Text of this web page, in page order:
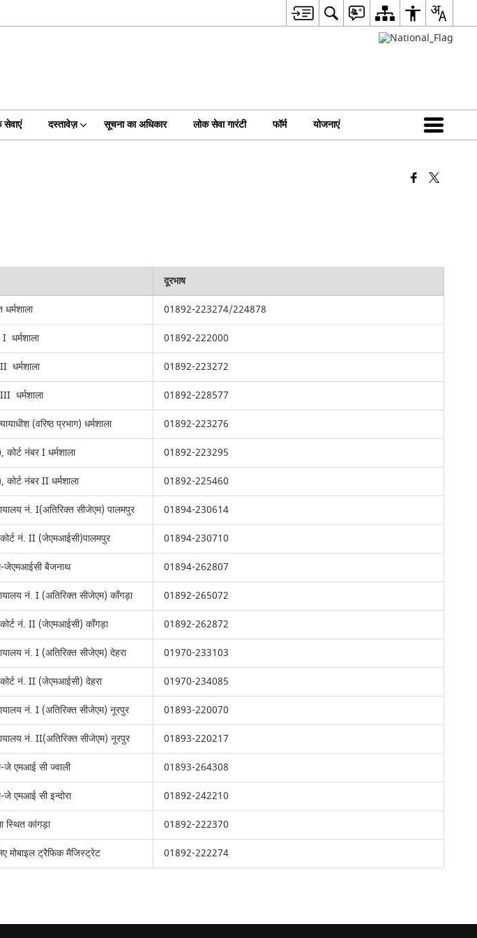
सेवाएं दस्तावेज़ सूचना का अधिकार लोक सेवा गारंटी फॉर्म योजनाएं
दूरभाष
01892-223274/224878
धर्मशाला
01892-222000
धर्मशाला
01892-223272
धर्मशाला
01892-228577
(वरिष्ठ प्रभाग) धर्मशाला
01892-223276
नंबर I धर्मशाला
01892-223295
नंबर II धर्मशाला
01892-225460
नं. I(अतिरिक्त सीजेएम) पालमपुर
01894-230614
कोर्ट नं. II (जेएमआईसी)पालमपुर
01894-230710
जेएमआईसी बैजनाथ
01894-262807
नं. I (अतिरिक्त सीजेएम) काँगड़ा
01892-265072
कोर्ट नं. II (जेएमआईसी) काँगड़ा
01892-262872
नं. I (अतिरिक्त सीजेएम) देहरा
01970-233103
नं. II (जेएमआईसी) देहरा
01970-234085
नं. I (अतिरिक्त सीजेएम) नूरपुर
01893-220070
नं. II(अतिरिक्त सीजेएम) नूरपुर
01893-220217
जे एमआई सी ज्वाली
01893-264308
जे एमआई सी इन्दोरा
01892-242210
स्थित कांगड़ा
01892-222370
मोबाइल ट्रैफिक मैजिस्ट्रेट 01892-222274